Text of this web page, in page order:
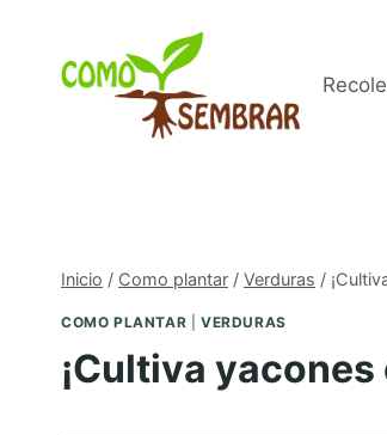
contenido
Inicio / Como plantar / Verduras /
COMO PLANTAR VERDURAS
¡Cultiva